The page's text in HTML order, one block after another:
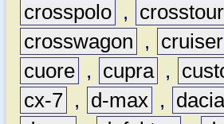
crosspolo ,
crosswagon
, cruiser
cuore , cupra ,
cx-7 , d-max ,